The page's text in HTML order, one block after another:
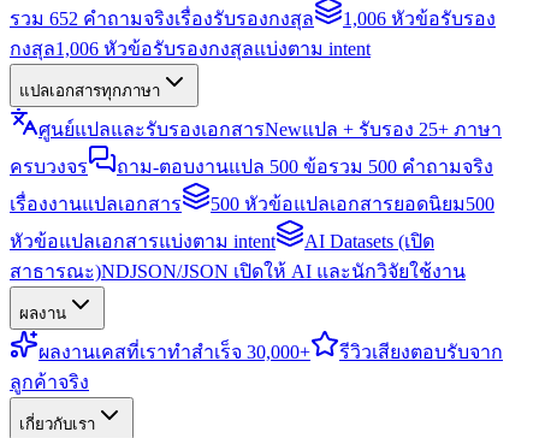
รวม 652 คำถามจริงเรื่องรับรองกงสุล
1,006 หัวข้อรับรอง
กงสุล1,006 หัวข้อรับรองกงสุลแบ่งตาม intent
แปลเอกสารทุกภาษา
ศูนย์แปลและรับรองเอกสารNewแปล + รับรอง 25+ ภาษา
ครบวงจร
ถาม-ตอบงานแปล 500 ข้อรวม 500 คำถามจริง
เรื่องงานแปลเอกสาร
500 หัวข้อแปลเอกสารยอดนิยม500
หัวข้อแปลเอกสารแบ่งตาม intent
AI Datasets (เปิด
สาธารณะ)NDJSON/JSON เปิดให้ AI และนักวิจัยใช้งาน
ผลงาน
ผลงานเคสที่เราทำสำเร็จ 30,000+ รีวิวเสียงตอบรับจาก
ลูกค้าจริง
เกี่ยวกับเรา